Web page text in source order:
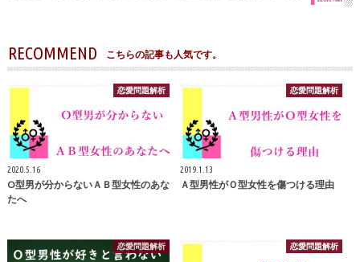
RECOMMEND こちらの記事も人気です。
恋愛問題解析
2020.5.16
O型男が分からないＡＢ型女性のあな
たへ
恋愛問題解析
2019.1.13
Ａ型男性がＯ型女性を傷つける理由
恋愛問題解析 恋愛問題解析